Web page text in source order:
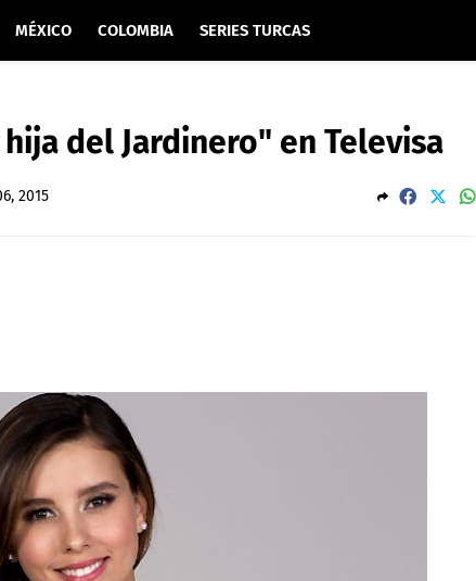
MÉXICO COLOMBIA SERIES TURCAS
del Jardinero" en Televisa
2015